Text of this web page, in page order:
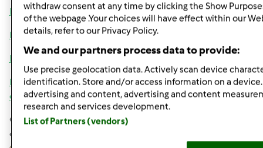
http://www.youtube.com/watch?v=Yml4V0qvMOA
http://www.youtube.com/watch?v=UCrY0hLeWyU
http://www.youtube.com/watch?v=Xs24XRTqdwM
http://www.cookaround.com/dolci/torte-
decorate/comunione/comunione
Chwilowo tyle. Gabrysiu. Jest wszystkiego po trochu. Pytaj,
co Ci potrzeba, narzedzia, wszystko, pomoge Ci jak umiem
withdraw consent at any time by clicking the Show
of the webpage .Your choices will have effect within our
details, refer to our Privacy Policy.
We and our partners process data to provide:
Use precise geolocation data. Actively scan device
identification. Store and/or access information on a
advertising and content, advertising and content
research and services development.
List of Partners (vendors)